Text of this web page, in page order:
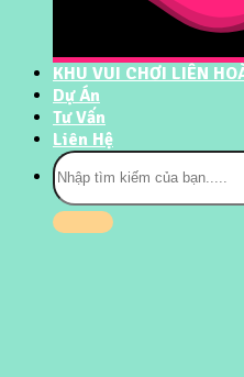
KHU VUI CHƠI LIÊN
Dự Án
Tư Vấn
Liên Hệ
Tìm
kiếm: